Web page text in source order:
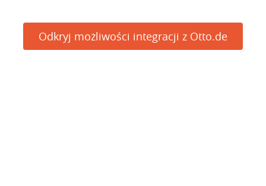
Odkryj możliwości integracji z Otto.de